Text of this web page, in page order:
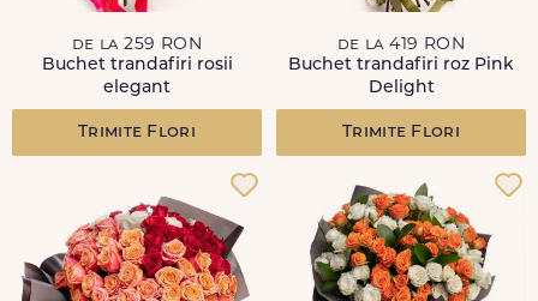
de la 259 RON
Buchet trandafiri rosii
elegant
Trimite Flori
de la 419 RON
Buchet trandafiri roz Pink
Delight
Trimite Flori